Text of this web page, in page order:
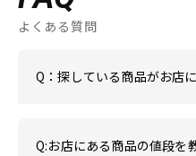
よくある質問
Q：探している商品がお店
Q:お店にある商品の値段を